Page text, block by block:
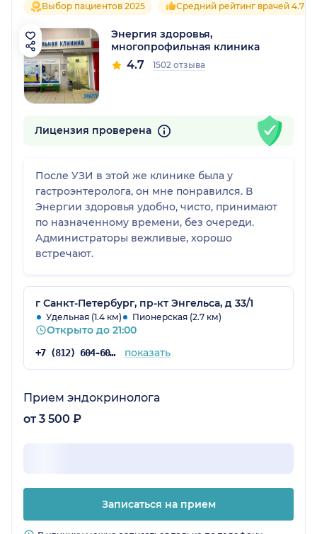
Выбор пациентов 2025 Средний рейтинг врачей 4.7
Энергия здоровья,
многопрофильная клиника
4.7 1502 отзыва
Лицензия проверена
После УЗИ в этой же клинике была у
гастроэнтеролога, он мне понравился. В
Энергии здоровья удобно, чисто, принимают
по назначенному времени, без очереди.
Администраторы вежливые, хорошо
встречают.
г Санкт-Петербург, пр-кт Энгельса, д 33/1
Удельная (1.4 км) Пионерская (2.7 км)
Открыто до 21:00
+7 (812) 604-60-52 показать
Прием эндокринолога
от 3 500 ₽
Записаться на прием